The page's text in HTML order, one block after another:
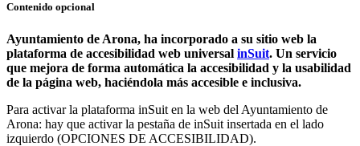
Contenido opcional
Ayuntamiento de Arona, ha incorporado a su sitio web la
plataforma de accesibilidad web universal inSuit. Un servicio
que mejora de forma automática la accesibilidad y la usabilidad
de la página web, haciéndola más accesible e inclusiva.
Para activar la plataforma inSuit en la web del Ayuntamiento de
Arona: hay que activar la pestaña de inSuit insertada en el lado
izquierdo (OPCIONES DE ACCESIBILIDAD).